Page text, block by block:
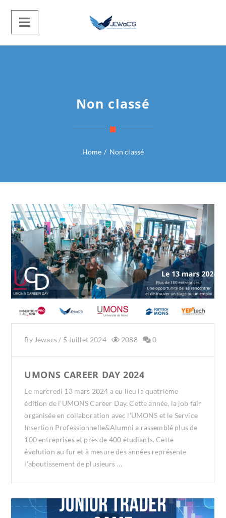
Non classé
Home / Non classé
By Jewacs/ 5 Juillet 2024 2088 0
UMONS CAREER DAY 2024
Le mercredi 13 mars 2024 a eu lieu la quatrième
édition de l’UMONS Career Day. Cette année, la job fair
organisée en collaboration avec l’UMONS et le Service
Insertion Professionnelle&Alumni a rassemblé plus de
100 entreprises et près de 400 étudiants. Cette
évolution au fur et à mesure des années représente
l’aboutissement de plusieurs …